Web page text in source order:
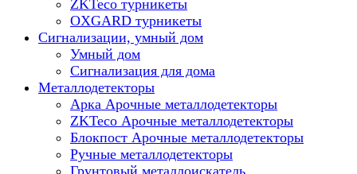
ZKTeco турникеты
OXGARD турникеты
Сигнализации, умный дом
Умный дом
Сигнализация для дома
Металлодетекторы
Арка Арочные металлодетекторы
ZKTeco Арочные металлодетекторы
Блокпост Арочные металлодетекторы
Ручные металлодетекторы
Грунтовый металлоискатель